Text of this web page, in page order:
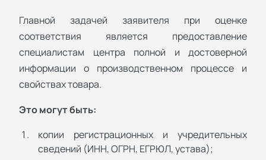
Главной задачей заявителя при оценке
соответствия является предоставление
специалистам центра полной и достоверной
информации о производственном процессе и
свойствах товара.
Это могут быть:
копии регистрационных и учредительных
сведений (ИНН, ОГРН, ЕГРЮЛ, устава);